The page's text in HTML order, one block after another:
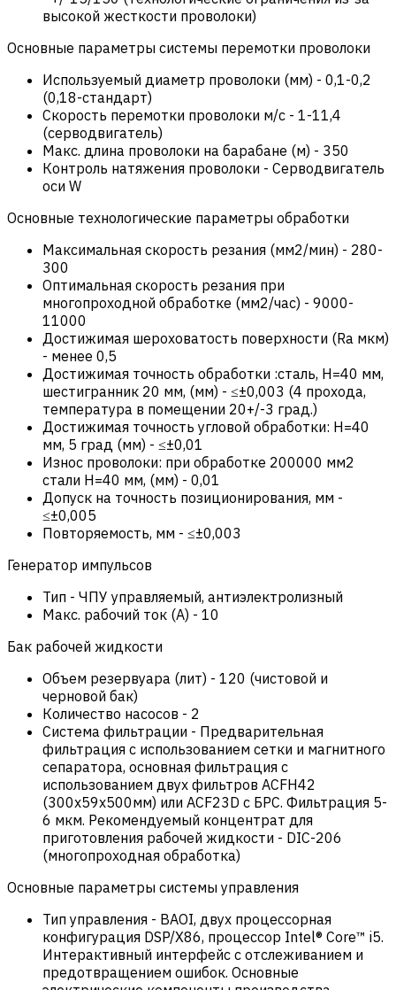
высокой жесткости проволоки)
Основные параметры системы перемотки проволоки
Используемый диаметр проволоки (мм) - 0,1-0,2
(0,18-стандарт)
Скорость перемотки проволоки м/с - 1-11,4
(серводвигатель)
Макс. длина проволоки на барабане (м) - 350
Контроль натяжения проволоки - Серводвигатель
оси W
Основные технологические параметры обработки
Максимальная скорость резания (мм2/мин) - 280-
300
Оптимальная скорость резания при
многопроходной обработке (мм2/час) - 9000-
11000
Достижимая шероховатость поверхности (Ra мкм)
- менее 0,5
Достижимая точность обработки :сталь, Н=40 мм,
шестигранник 20 мм, (мм) - ≤±0,003 (4 прохода,
температура в помещении 20+/-3 град.)
Достижимая точность угловой обработки: Н=40
мм, 5 град (мм) - ≤±0,01
Износ проволоки: при обработке 200000 мм2
стали Н=40 мм, (мм) - 0,01
Допуск на точность позиционирования, мм -
≤±0,005
Повторяемость, мм - ≤±0,003
Генератор импульсов
Тип - ЧПУ управляемый, антиэлектролизный
Макс. рабочий ток (А) - 10
Бак рабочей жидкости
Объем резервуара (лит) - 120 (чистовой и
черновой бак)
Количество насосов - 2
Система фильтрации - Предварительная
фильтрация с использованием сетки и магнитного
сепаратора, основная фильтрация с
использованием двух фильтров ACFH42
(300x59x500мм) или ACF23D с БРС. Фильтрация 5-
6 мкм. Рекомендуемый концентрат для
приготовления рабочей жидкости - DIC-206
(многопроходная обработка)
Основные параметры системы управления
Тип управления - BAOI, двух процессорная
конфигурация DSP/X86, процессор Intel® Core™ i5.
Интерактивный интерфейс с отслеживанием и
предотвращением ошибок. Основные